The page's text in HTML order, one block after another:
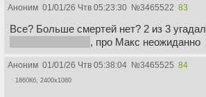
Аноним 01/01/26 Чтв 05:23:30 №3465522 83
Все? Больше смертей нет? 2 из 3 угадал
, про Макс неожиданно
Аноним 01/01/26 Чтв 05:38:04 №3465525 84
1860Кб, 2400x1080